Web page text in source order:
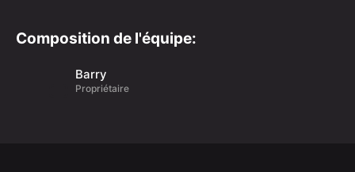
Composition de l'équipe:
Barry
Propriétaire